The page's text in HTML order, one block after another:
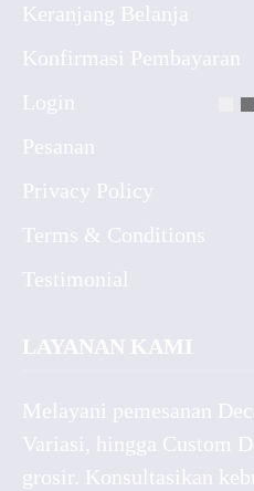
Keranjang Belanja
Konfirmasi Pembayaran
Login
Pesanan
Privacy Policy
Terms & Conditions
Testimonial
LAYANAN KAMI
Melayani pemesanan
Variasi, hingga Custom
grosir. Konsultasikan